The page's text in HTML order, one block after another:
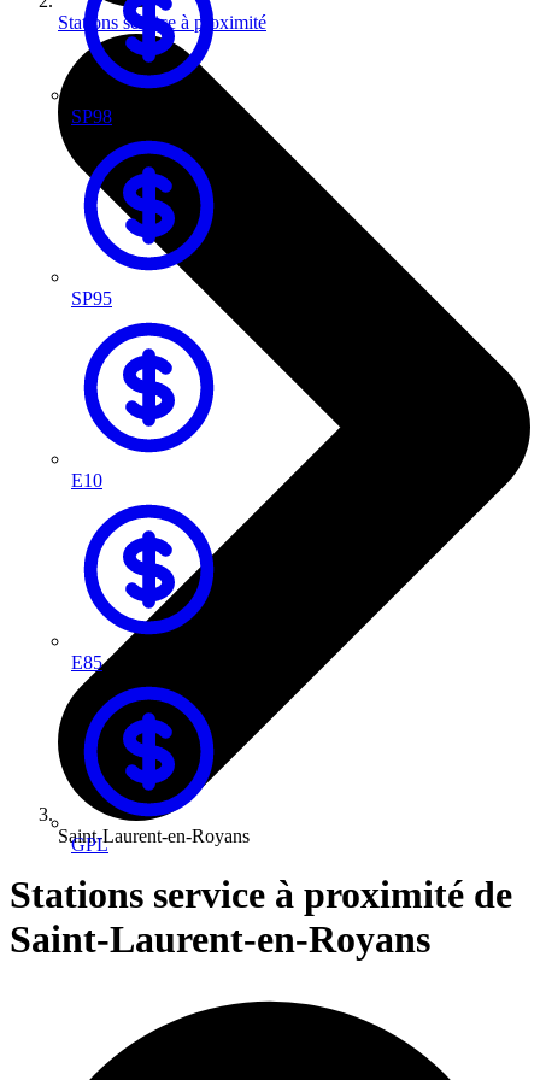
SP98
SP95
E10
E85
GPL
Stations service à proximité
Saint-Laurent-en-Royans
Stations service à proximité de
Saint-Laurent-en-Royans